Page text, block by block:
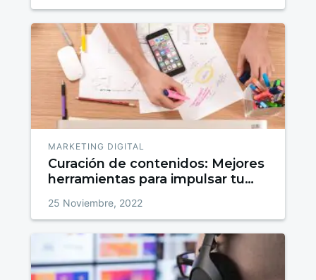
MARKETING DIGITAL
Curación de contenidos: Mejores
herramientas para impulsar tu
25 Noviembre, 2022